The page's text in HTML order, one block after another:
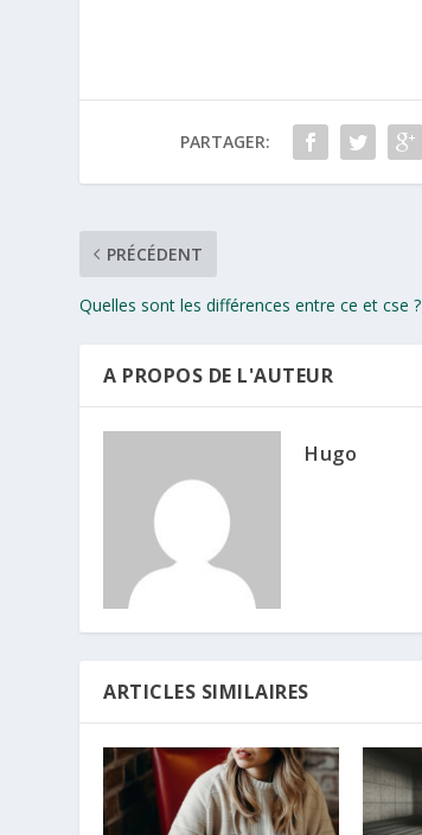
PARTAGER:
PRÉCÉDENT
Quelles sont les différences entre ce et cse ?
A PROPOS DE L'AUTEUR
Hugo
ARTICLES SIMILAIRES